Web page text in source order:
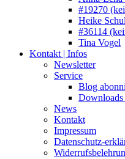
#19270
Heike
#36114
Tina Vogel
Kontakt | Infos
Newsletter
Service
Blog
Downloads
News
Kontakt
Impressum
Datenschutz-